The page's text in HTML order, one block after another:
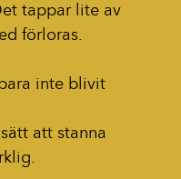
tappar lite av
förloras.
inte blivit
att stanna